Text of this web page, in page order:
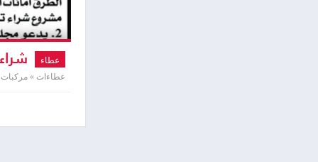
عطاء
عطاءات » مركبات